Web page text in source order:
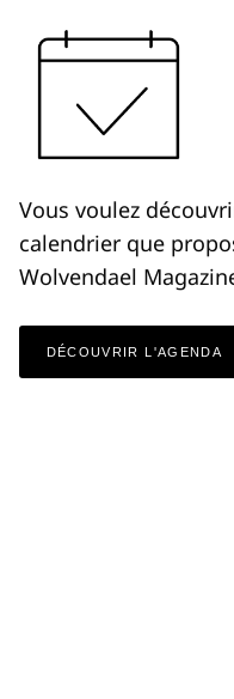
Vous voulez
calendrier que
Wolvendael
DÉCOUVRIR L'AGENDA